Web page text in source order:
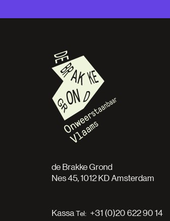
de Brakke Grond
Nes 45, 1012 KD Amsterdam
Kassa
+31 (0)20 622 90 14